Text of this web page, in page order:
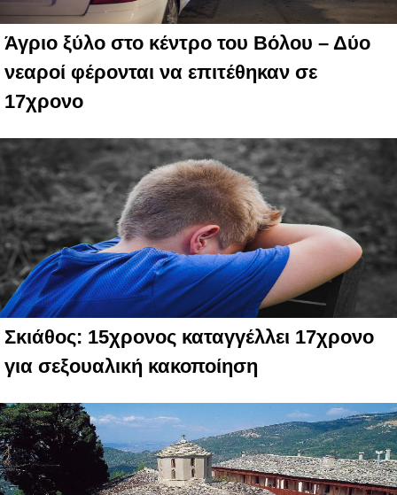
Άγριο ξύλο στο κέντρο του Βόλου – Δύο
νεαροί φέρονται να επιτέθηκαν σε
17χρονο
Σκιάθος: 15χρονος καταγγέλλει 17χρονο
για σεξουαλική κακοποίηση